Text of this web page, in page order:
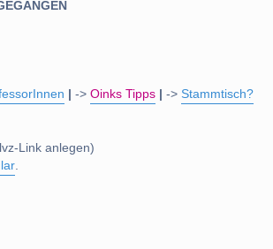
-> Oinks Tipps -> Stammtisch?
Link anlegen)
.